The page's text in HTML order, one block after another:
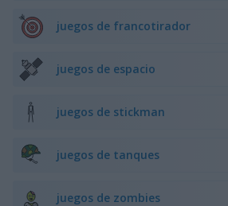
juegos de francotirador
juegos de espacio
juegos de stickman
juegos de tanques
juegos de zombies